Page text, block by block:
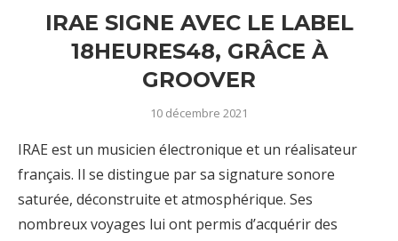
IRAE SIGNE AVEC LE LABEL
18HEURES48, GRÂCE À
GROOVER
10 décembre 2021
IRAE est un musicien électronique et un réalisateur
français. Il se distingue par sa signature sonore
saturée, déconstruite et atmosphérique. Ses
nombreux voyages lui ont permis d’acquérir des